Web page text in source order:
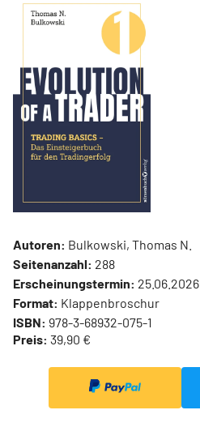
Autoren: Bulkowski, Thomas N.
Seitenanzahl: 288
Erscheinungstermin: 25.06.2026
Format: Klappenbroschur
ISBN: 978-3-68932-075-1
Preis: 39,90 €